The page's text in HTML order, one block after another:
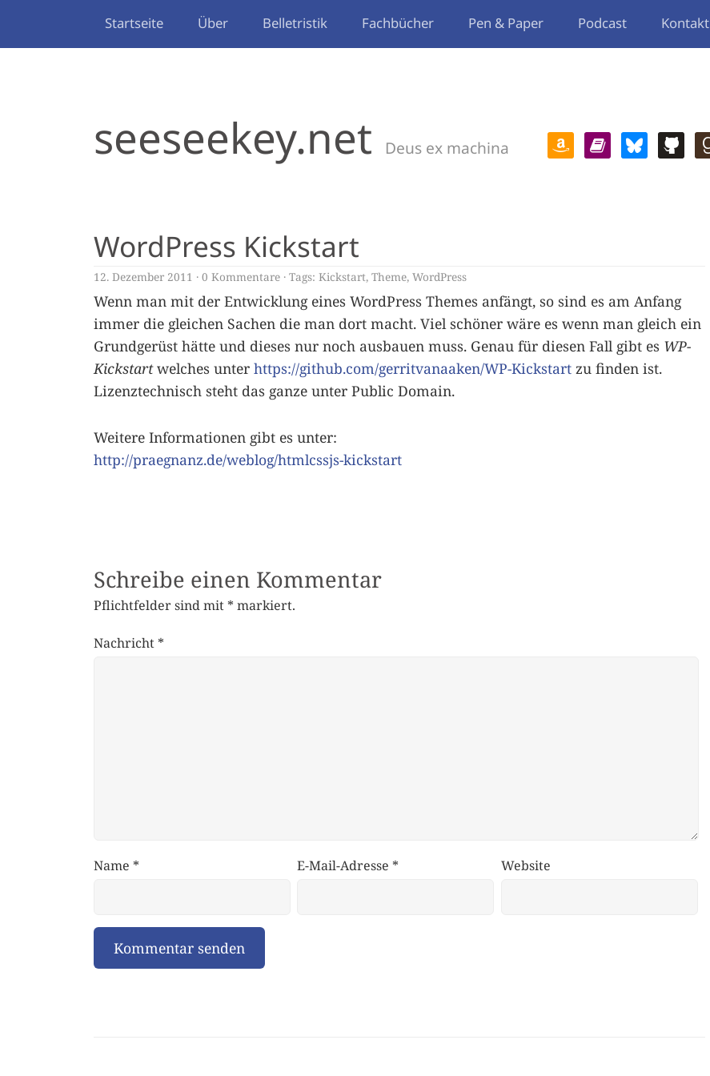
Startseite Über Belletristik Fachbücher Pen & Paper Podcast Kontakt
seeseekey.net Deus ex machina
WordPress Kickstart
12. Dezember 2011 0 Kommentare Tags: Kickstart, Theme, WordPress
Wenn man mit der Entwicklung eines WordPress Themes anfängt, so sind es am Anfang
immer die gleichen Sachen die man dort macht. Viel schöner wäre es wenn man gleich ein
Grundgerüst hätte und dieses nur noch ausbauen muss. Genau für diesen Fall gibt es WP-
Kickstartwelches unter https://github.com/gerritvanaaken/WP-Kickstart zu finden ist.
Lizenztechnisch steht das ganze unter Public Domain.
Weitere Informationen gibt es unter:
http://praegnanz.de/weblog/htmlcssjs-kickstart
Schreibe einen Kommentar
Pflichtfelder sind mit * markiert.
Nachricht *
Name * E-Mail-Adresse * Website